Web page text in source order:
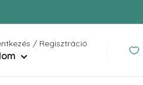
/ Regisztráció